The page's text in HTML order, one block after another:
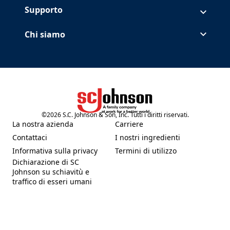
Supporto
Chi siamo
(Opens in a new tab)
©2026S.C. Johnson & Son, Inc. Tutti i diritti riservati.
La nostra azienda
(Opens in a new tab)
Contattaci
(Opens in a new tab)
Informativa sulla privacy
(Opens in a new tab)
Dichiarazione di SC
Johnson su schiavitù e
traffico di esseri umani
(Opens in a new tab)
Carriere
(Opens in a new tab)
I nostri ingredienti
(Opens in a new tab)
Termini di utilizzo
(Opens in a new tab)